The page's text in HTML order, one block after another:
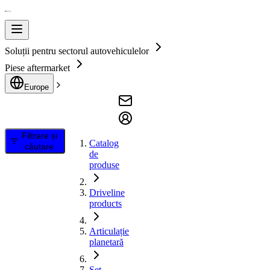
Soluții pentru sectorul autovehiculelor
Piese aftermarket
Europe
Filtrare și
căutare
Catalog
de
produse
Driveline
products
Articulație
planetară